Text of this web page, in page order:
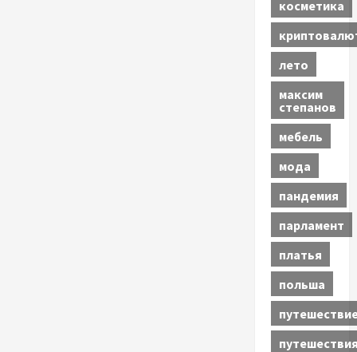
косметика
лето
максим
степанов
мебель
мода
пандемия
парламент
платья
польша